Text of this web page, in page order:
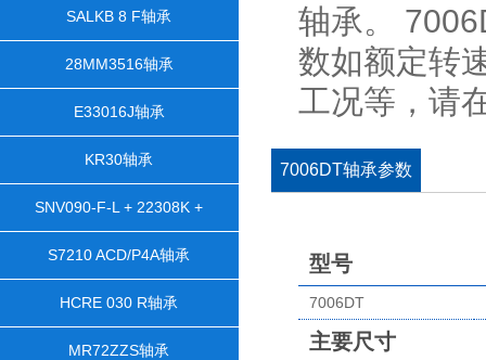
SALKB 8 F轴承
28MM3516轴承
E33016J轴承
KR30轴承
SNV090-F-L + 22308K +
H2308X106 + TCV608轴承
S7210 ACD/P4A轴承
HCRE 030 R轴承
MR72ZZS轴承
轴承。
数如额定转
工况等，请
7006DT轴承参数
型号
7006DT
主要尺寸